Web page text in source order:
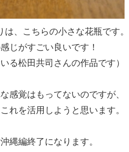
、こちらの小さな花瓶です。
じがすごい良いです！
る松田共司さんの作品です）
感覚はもってないのですが、
れを活用しようと思います。
縄編終了になります。